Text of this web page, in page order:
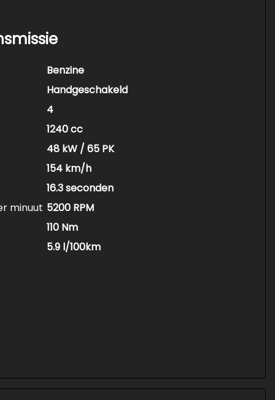
Benzine
Handgeschakeld
4
1240 cc
48 kW / 65 PK
154 km/h
16.3 seconden
minuut 5200 RPM
110 Nm
5.9 l/100km